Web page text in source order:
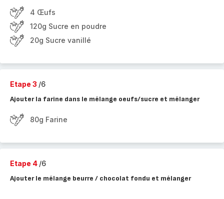
4 Œufs
120g Sucre en poudre
20g Sucre vanillé
Etape 3 /6
Ajouter la farine dans le mélange oeufs/sucre et mélanger
80g Farine
Etape 4 /6
Ajouter le mélange beurre / chocolat fondu et mélanger